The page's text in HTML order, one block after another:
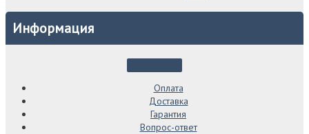
Информация
Оплата
Доставка
Гарантия
Вопрос-ответ